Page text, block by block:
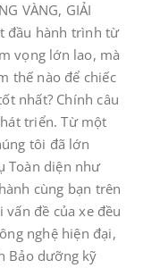
VÀNG, GIẢI
đầu hành trình từ
vọng lớn lao, mà
thế nào để chiếc
nhất? ​Chính câu
triển. Từ một
tôi đã lớn
Toàn diện như
cùng bạn trên
đề của xe đều
nghệ hiện đại,
Bảo dưỡng kỹ